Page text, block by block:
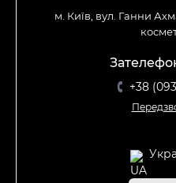
м. Київ, вул. Ганни
+38